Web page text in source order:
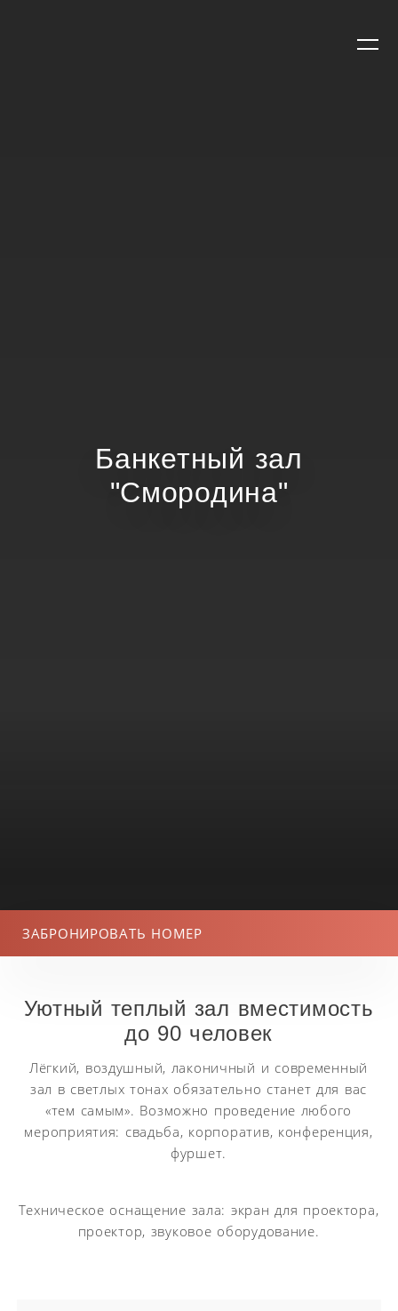
Банкетный зал
"Смородина"
ЗАБРОНИРОВАТЬ НОМЕР
Уютный теплый зал вместимость
до 90 человек
Лёгкий, воздушный, лаконичный и современный
зал в светлых тонах обязательно станет для вас
«тем самым». Возможно проведение любого
мероприятия: свадьба, корпоратив, конференция,
фуршет.
Техническое оснащение зала: экран для проектора,
проектор, звуковое оборудование.